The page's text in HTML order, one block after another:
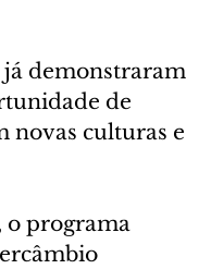
já demonstraram
de
novas culturas e
o programa